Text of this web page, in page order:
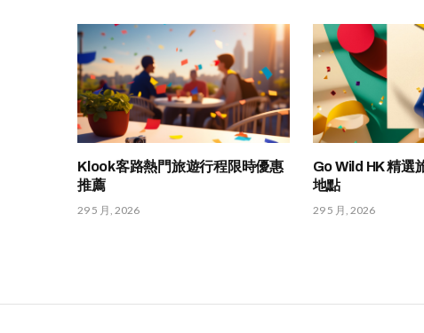
Klook客路熱門旅遊行程限時優惠
推薦
29 5 月, 2026
Go Wild HK 精選
地點
29 5 月, 2026